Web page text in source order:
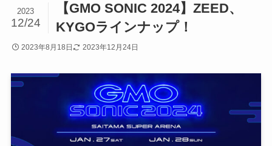
【GMO SONIC 2024】ZEED、
KYGOラインナップ！
2023
12/24
2023年8月18日 2023年12月24日